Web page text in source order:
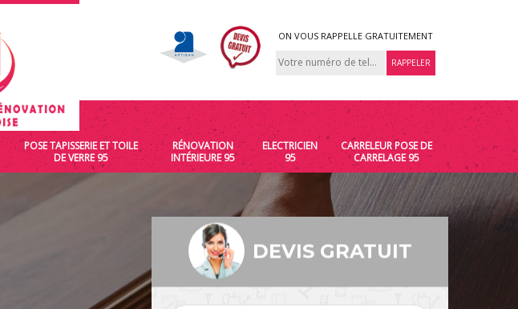
ON VOUS RAPPELLE GRATUITEMENT
POSE TAPISSERIE ET TOILE
DE VERRE 95
RÉNOVATION
INTÉRIEURE 95
ELECTRICIEN
95
CARRELEUR POSE DE
CARRELAGE 95
DEVIS GRATUIT